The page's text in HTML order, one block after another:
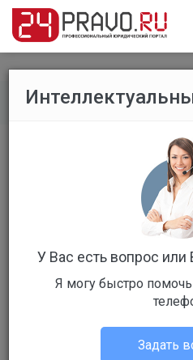
Все вопросы / Без
Добрый день!В
было заказать
чехлов для
Стоимость: 599 руб
Ответов: 5
У Вас есть вопрос
Я могу быстро
Задать